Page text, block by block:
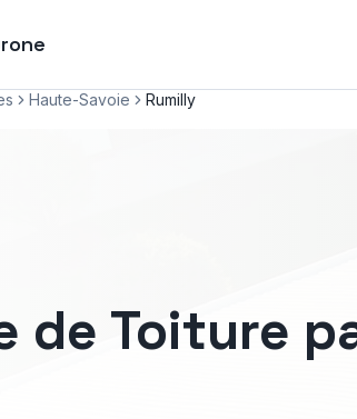
Haute-Savoie Rumilly
de Toiture